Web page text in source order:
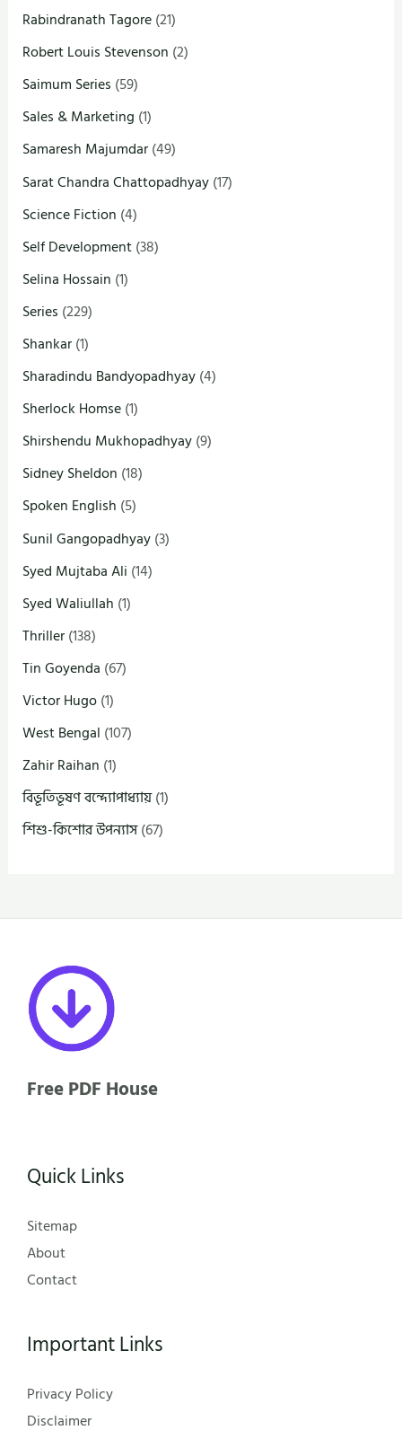
Rabindranath Tagore(21)
Robert Louis Stevenson (2)
Saimum Series (59)
Sales & Marketing (1)
Samaresh Majumdar(49)
Sarat Chandra Chattopadhyay(17)
Science Fiction (4)
Self Development(38)
Selina Hossain (1)
Series (229)
Shankar(1)
Sharadindu Bandyopadhyay(4)
Sherlock Homse(1)
Shirshendu Mukhopadhyay(9)
Sidney Sheldon (18)
Spoken English (5)
Sunil Gangopadhyay(3)
Syed Mujtaba Ali (14)
Syed Waliullah (1)
Thriller(138)
Tin Goyenda (67)
Victor Hugo(1)
West Bengal (107)
Zahir Raihan (1)
বিভূতিভূষণ বন্দ্যোপাধ্যায়(1)
শিশু-কিশোর উপন্যাস(67)
Free PDF House
Quick Links
Sitemap
About
Contact
Important Links
Privacy Policy
Disclaimer